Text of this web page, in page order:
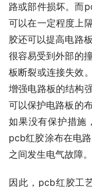
路或部件损坏。而
可以在一定程度上
胶还可以提高电路
很容易受到外部的
板断裂或连接失效
增强电路板的结构
可以保护电路板的
如果没有保护措施
pcb红胶涂布在电
之间发生电气故障。
因此，pcb红胶工